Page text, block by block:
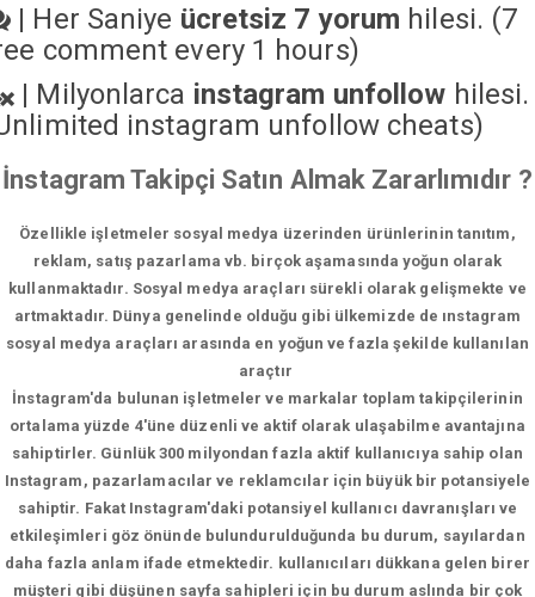
| Her Saniye ücretsiz 7 yorum hilesi. (7
comment every 1 hours)
| Milyonlarca instagram unfollow hilesi.
instagram unfollow cheats)
İnstagram Takipçi Satın Almak Zararlımıdır ?
Özellikle işletmeler sosyal medya üzerinden ürünlerinin tanıtım,
reklam, satış pazarlama vb. birçok aşamasında yoğun olarak
kullanmaktadır. Sosyal medya araçları sürekli olarak gelişmekte ve
artmaktadır. Dünya genelinde olduğu gibi ülkemizde de ınstagram
sosyal medya araçları arasında en yoğun ve fazla şekilde kullanılan
araçtır
İnstagram'da bulunan işletmeler ve markalar toplam takipçilerinin
ortalama yüzde 4'üne düzenli ve aktif olarak ulaşabilme avantajına
sahiptirler. Günlük 300 milyondan fazla aktif kullanıcıya sahip olan
Instagram, pazarlamacılar ve reklamcılar için büyük bir potansiyele
sahiptir. Fakat Instagram'daki potansiyel kullanıcı davranışları ve
etkileşimleri göz önünde bulundurulduğunda bu durum, sayılardan
daha fazla anlam ifade etmektedir. kullanıcıları dükkana gelen birer
müşteri gibi düşünen sayfa sahipleri için bu durum aslında bir çok